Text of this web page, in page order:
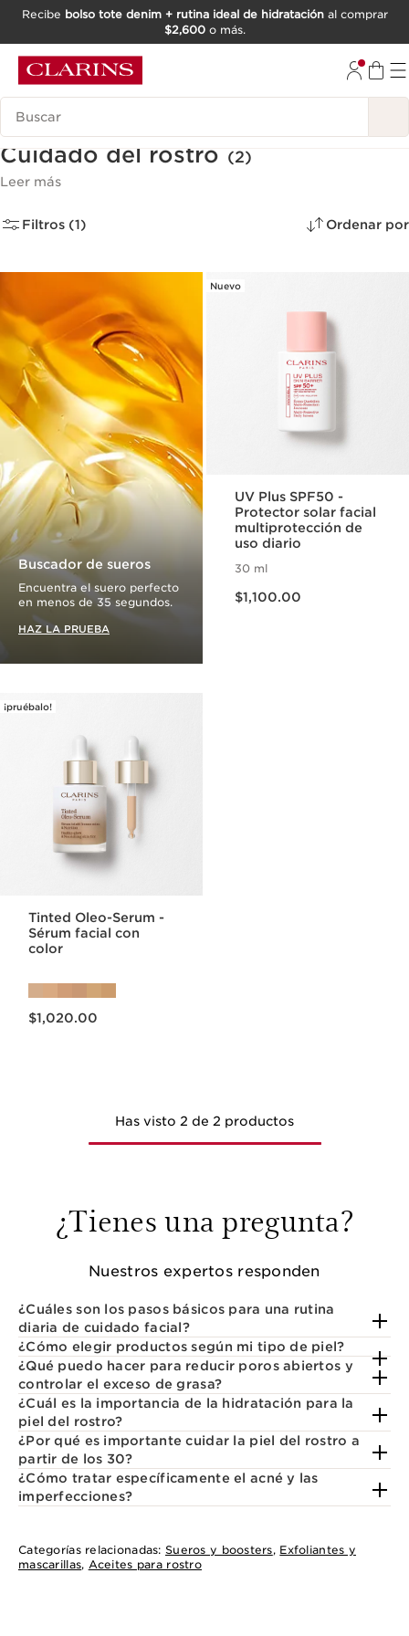
IR AL PIE DE PÁGINA
Recibe bolso tote denim + rutina ideal de hidrataciónal comprar
$2,600o más.
Buscar
Cuidado del rostro (2)
Leer más
Filtros (1) Ordenar por
Buscador de sueros
Encuentra el suero perfecto
en menos de 35 segundos.
HAZ LA PRUEBA
Nuevo
UV Plus SPF50 -
Protector solar facial
multiprotección de
uso diario
30 ml
$1,100.00
¡pruébalo!
Tinted Oleo-Serum -
Sérum facial con
color
$1,020.00
Has visto 2 de 2 productos
¿Tienes una pregunta?
Nuestros expertos responden
¿Cuáles son los pasos básicos para una rutina
diaria de cuidado facial?
¿Cómo elegir productos según mi tipo de piel?
¿Qué puedo hacer para reducir poros abiertos y
controlar el exceso de grasa?
¿Cuál es la importancia de la hidratación para la
piel del rostro?
¿Por qué es importante cuidar la piel del rostro a
partir de los 30?
¿Cómo tratar específicamente el acné y las
imperfecciones?
Categorías relacionadas: Sueros y boosters, Exfoliantes y
mascarillas, Aceites para rostro